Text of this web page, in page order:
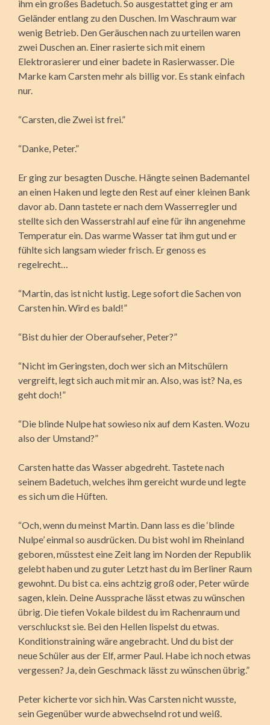
ihm ein großes Badetuch. So ausgestattet ging er am
Geländer entlang zu den Duschen. Im Waschraum war
wenig Betrieb. Den Geräuschen nach zu urteilen waren
zwei Duschen an. Einer rasierte sich mit einem
Elektrorasierer und einer badete in Rasierwasser. Die
Marke kam Carsten mehr als billig vor. Es stank einfach
nur.
“Carsten, die Zwei ist frei.”
“Danke, Peter.”
Er ging zur besagten Dusche. Hängte seinen Bademantel
an einen Haken und legte den Rest auf einer kleinen Bank
davor ab. Dann tastete er nach dem Wasserregler und
stellte sich den Wasserstrahl auf eine für ihn angenehme
Temperatur ein. Das warme Wasser tat ihm gut und er
fühlte sich langsam wieder frisch. Er genoss es
regelrecht…
“Martin, das ist nicht lustig. Lege sofort die Sachen von
Carsten hin. Wird es bald!”
“Bist du hier der Oberaufseher, Peter?”
“Nicht im Geringsten, doch wer sich an Mitschülern
vergreift, legt sich auch mit mir an. Also, was ist? Na, es
geht doch!”
“Die blinde Nulpe hat sowieso nix auf dem Kasten. Wozu
also der Umstand?”
Carsten hatte das Wasser abgedreht. Tastete nach
seinem Badetuch, welches ihm gereicht wurde und legte
es sich um die Hüften.
“Och, wenn du meinst Martin. Dann lass es die ‘blinde
Nulpe’ einmal so ausdrücken. Du bist wohl im Rheinland
geboren, müsstest eine Zeit lang im Norden der Republik
gelebt haben und zu guter Letzt hast du im Berliner Raum
gewohnt. Du bist ca. eins achtzig groß oder, Peter würde
sagen, klein. Deine Aussprache lässt etwas zu wünschen
übrig. Die tiefen Vokale bildest du im Rachenraum und
verschluckst sie. Bei den Hellen lispelst du etwas.
Konditionstraining wäre angebracht. Und du bist der
neue Schüler aus der Elf, armer Paul. Habe ich noch etwas
vergessen? Ja, dein Geschmack lässt zu wünschen übrig.”
Peter kicherte vor sich hin. Was Carsten nicht wusste,
sein Gegenüber wurde abwechselnd rot und weiß.